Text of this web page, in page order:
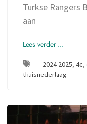
Turkse Rangers
aan
Lees verder ...
2024-2025, 4c,
thuisnederlaag